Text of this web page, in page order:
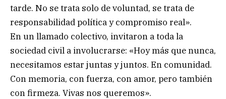
tarde. No se trata solo de voluntad, se trata de
responsabilidad política y compromiso real».
En un llamado colectivo, invitaron a toda la
sociedad civil a involucrarse: «Hoy más que nunca,
necesitamos estar juntas y juntos. En comunidad.
Con memoria, con fuerza, con amor, pero también
con firmeza. Vivas nos queremos».